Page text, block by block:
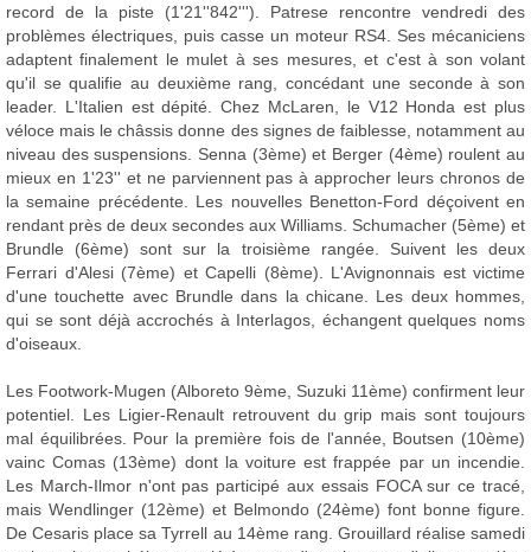
record de la piste (1'21''842'''). Patrese rencontre vendredi des
problèmes électriques, puis casse un moteur RS4. Ses mécaniciens
adaptent finalement le mulet à ses mesures, et c'est à son volant
qu'il se qualifie au deuxième rang, concédant une seconde à son
leader. L'Italien est dépité. Chez McLaren, le V12 Honda est plus
véloce mais le châssis donne des signes de faiblesse, notamment au
niveau des suspensions. Senna (3ème) et Berger (4ème) roulent au
mieux en 1'23'' et ne parviennent pas à approcher leurs chronos de
la semaine précédente. Les nouvelles Benetton-Ford déçoivent en
rendant près de deux secondes aux Williams. Schumacher (5ème) et
Brundle (6ème) sont sur la troisième rangée. Suivent les deux
Ferrari d'Alesi (7ème) et Capelli (8ème). L'Avignonnais est victime
d'une touchette avec Brundle dans la chicane. Les deux hommes,
qui se sont déjà accrochés à Interlagos, échangent quelques noms
d'oiseaux.
Les Footwork-Mugen (Alboreto 9ème, Suzuki 11ème) confirment leur
potentiel. Les Ligier-Renault retrouvent du grip mais sont toujours
mal équilibrées. Pour la première fois de l'année, Boutsen (10ème)
vainc Comas (13ème) dont la voiture est frappée par un incendie.
Les March-Ilmor n'ont pas participé aux essais FOCA sur ce tracé,
mais Wendlinger (12ème) et Belmondo (24ème) font bonne figure.
De Cesaris place sa Tyrrell au 14ème rang. Grouillard réalise samedi